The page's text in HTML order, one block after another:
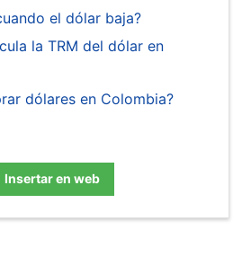
el dólar baja?
la TRM del dólar en
dólares en Colombia?
Insertar en web